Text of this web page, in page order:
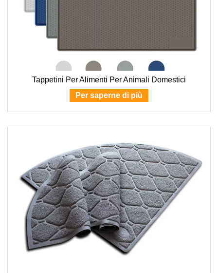
Tappetini Per Alimenti Per Animali Domestici
Per saperne di più